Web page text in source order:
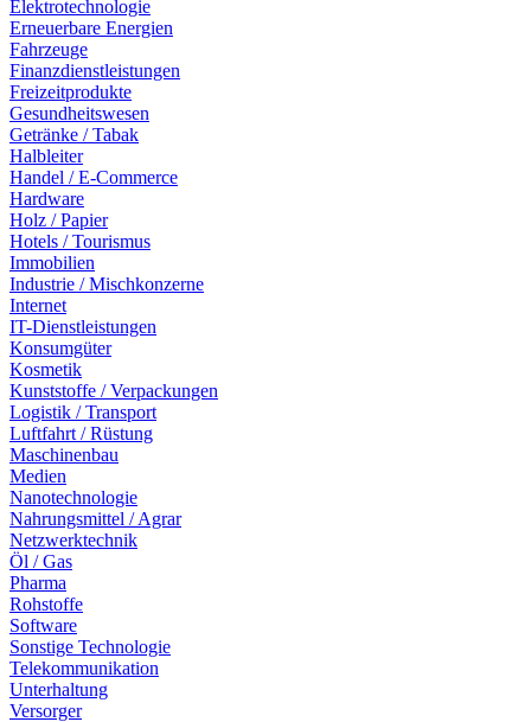
Elektrotechnologie
Erneuerbare Energien
Fahrzeuge
Finanzdienstleistungen
Freizeitprodukte
Gesundheitswesen
Getränke / Tabak
Halbleiter
Handel / E-Commerce
Hardware
Holz / Papier
Hotels / Tourismus
Immobilien
Industrie / Mischkonzerne
Internet
IT-Dienstleistungen
Konsumgüter
Kosmetik
Kunststoffe / Verpackungen
Logistik / Transport
Luftfahrt / Rüstung
Maschinenbau
Medien
Nanotechnologie
Nahrungsmittel / Agrar
Netzwerktechnik
Öl / Gas
Pharma
Rohstoffe
Software
Sonstige Technologie
Telekommunikation
Unterhaltung
Versorger